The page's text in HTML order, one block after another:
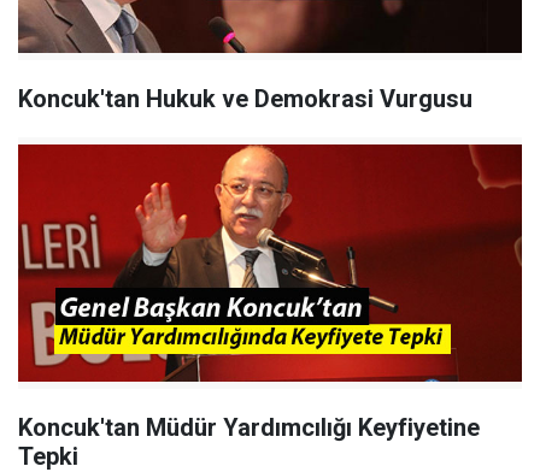
Koncuk'tan Hukuk ve Demokrasi Vurgusu
Koncuk'tan Müdür Yardımcılığı Keyfiyetine
Tepki